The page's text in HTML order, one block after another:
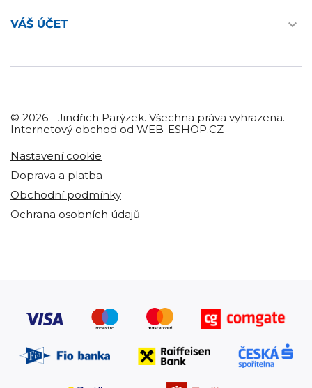
VÁŠ ÚČET 
© 2026 - Jindřich Parýzek. Všechna práva vyhrazena.
Internetový obchod od WEB-ESHOP.CZ
Nastavení cookie
Doprava a platba
Obchodní podmínky
Ochrana osobních údajů